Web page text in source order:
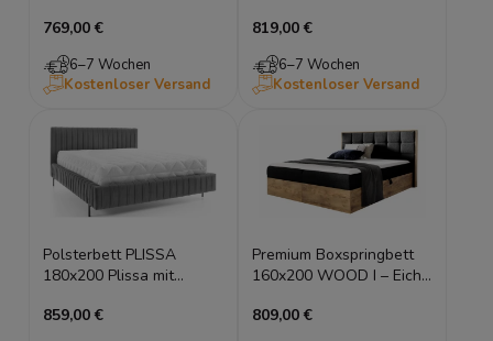
Gasdruckfeder,
Leistenlattenrost
769,00 €
6–7 Wochen
Kostenloser Versand
Gasdruckfeder,
Leistenlattenrost
819,00 €
6–7 Wochen
Kostenloser Versand
Polsterbett PLISSA
180x200 Plissa mit
Gasdruckfeder,
859,00 €
Premium Boxspringbett
160x200 WOOD I – Eiche
Topper
809,00 €